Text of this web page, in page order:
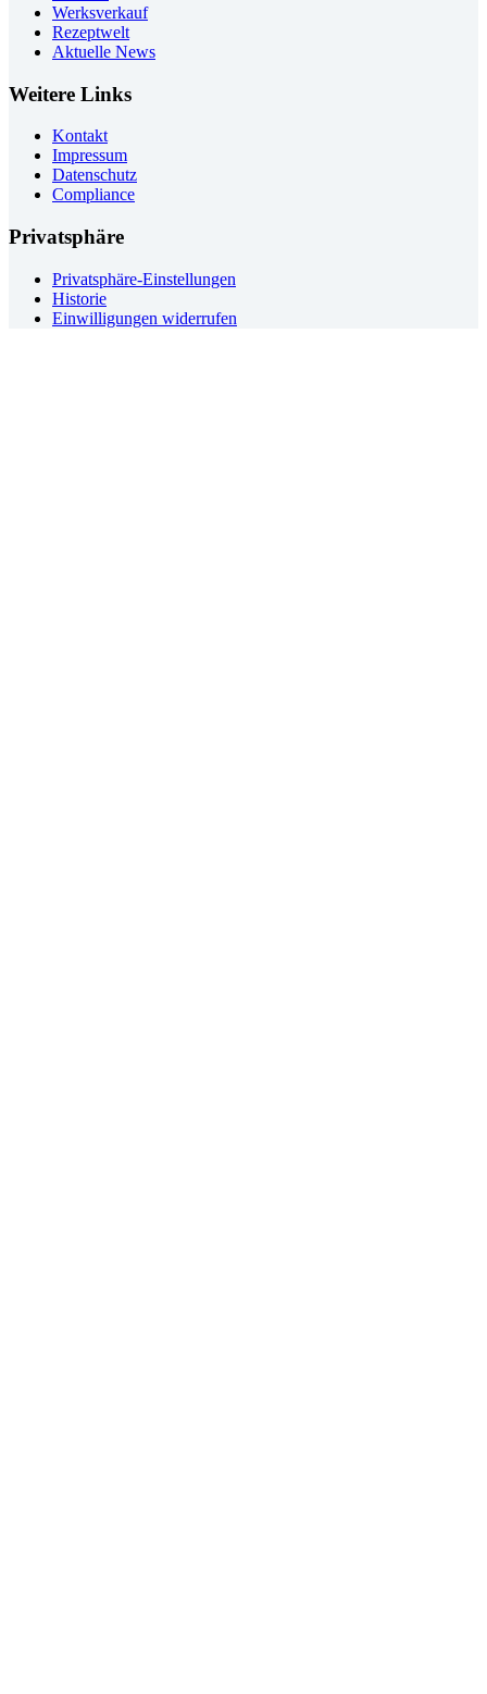
Werksverkauf
Rezeptwelt
Aktuelle News
Weitere Links
Kontakt
Impressum
Datenschutz
Compliance
Privatsphäre
Privatsphäre-Einstellungen
Historie
Einwilligungen widerrufen